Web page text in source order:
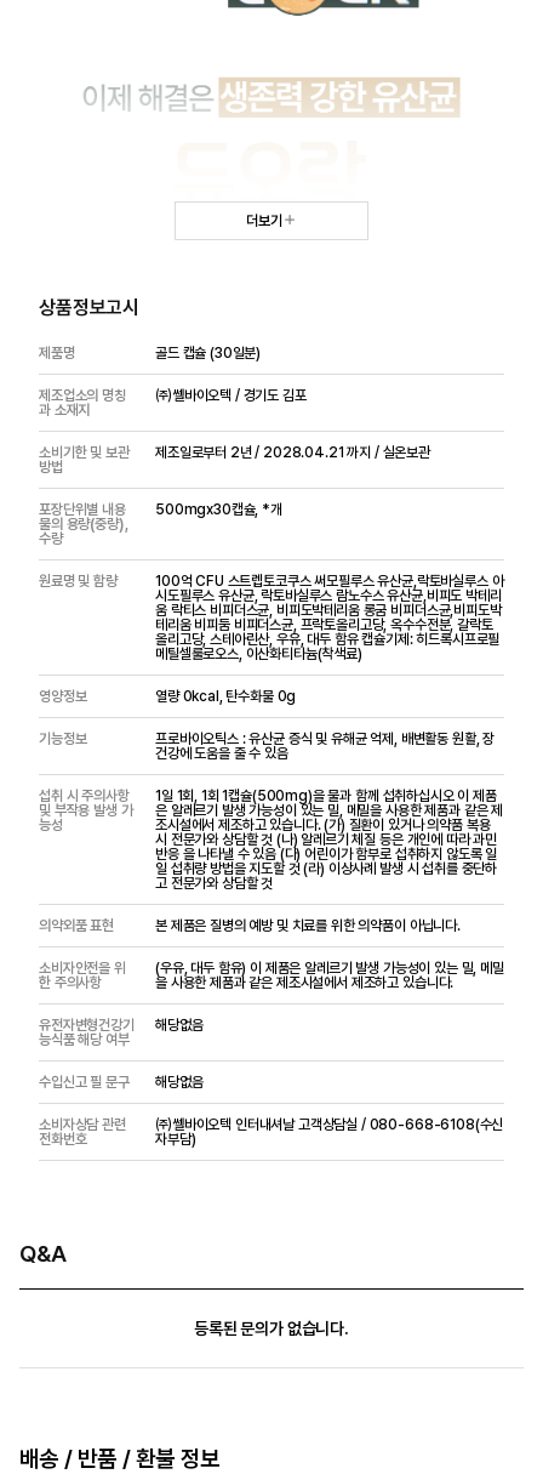
더보기
상품정보고시
제품명 골드 캡슐 (30일분)
제조업소의 명칭
과 소재지
㈜쎌바이오텍 / 경기도 김포
소비기한 및 보관
방법
제조일로부터 2년 / 2028.04.21 까지 / 실온보관
포장단위별 내용
물의 용량(중량),
수량
500mgx30캡슐, *개
원료명 및 함량
100억 CFU 스트렙토코쿠스 써모필루스 유산균,락토바실루스 아
시도필루스 유산균, 락토바실루스 람노수스 유산균,비피도 박테리
움 락티스 비피더스균, 비피도박테리움 롱굼 비피더스균,비피도박
테리움 비피둠 비피더스균, 프락토올리고당, 옥수수전분, 갈락토
올리고당, 스테아린산, 우유, 대두 함유 캡슐기제: 히드록시프로필
메틸셀룰로오스, 이산화티타늄(착색료)
영양정보 열량 0kcal, 탄수화물 0g
기능정보
프로바이오틱스 : 유산균 증식 및 유해균 억제, 배변활동 원활, 장
건강에 도움을 줄 수 있음
섭취 시 주의사항
및 부작용 발생 가
능성
1일 1회, 1회 1캡슐(500mg)을 물과 함께 섭취하십시오 이 제품
은 알레르기 발생 가능성이 있는 밀, 메밀을 사용한 제품과 같은 제
조시설에서 제조하고 있습니다. (가) 질환이 있거나 의약품 복용
시 전문가와 상담할 것 (나) 알레르기 체질 등은 개인에 따라 과민
반응 을 나타낼 수 있음 (다) 어린이가 함부로 섭취하지 않도록 일
일 섭취량 방법을 지도할 것 (라) 이상사례 발생 시 섭취를 중단하
고 전문가와 상담할 것
의약외품 표현 본 제품은 질병의 예방 및 치료를 위한 의약품이 아닙니다.
소비자안전을 위
한 주의사항
(우유, 대두 함유) 이 제품은 알레르기 발생 가능성이 있는 밀, 메밀
을 사용한 제품과 같은 제조시설에서 제조하고 있습니다.
유전자변형건강기
능식품 해당 여부
해당없음
수입신고 필 문구 해당없음
소비자상담 관련
전화번호
㈜쎌바이오텍 인터내셔날 고객상담실 / 080-668-6108(수신
자부담)
Q&A
등록된 문의가 없습니다.
배송 / 반품 / 환불 정보